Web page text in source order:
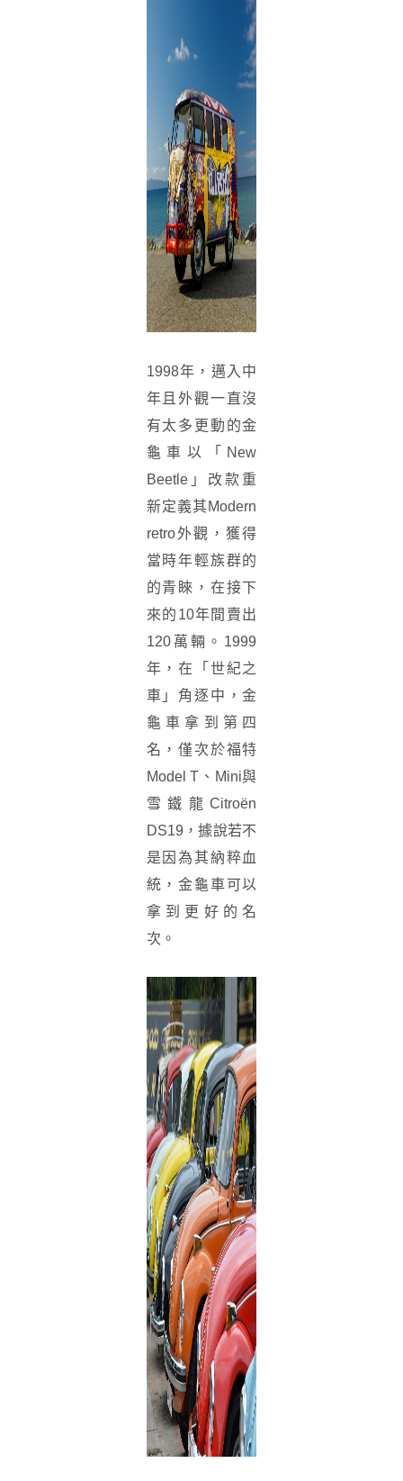
1998年，邁入中
年且外觀一直沒
有太多更動的金
龜車以「New
Beetle」改款重
新定義其Modern
retro外觀，獲得
當時年輕族群的
的青睞，在接下
來的10年間賣出
120萬輛。1999
年，在「世紀之
車」角逐中，金
龜車拿到第四
名，僅次於福特
Model T、Mini與
雪鐵龍Citroën
DS19，據說若不
是因為其納粹血
統，金龜車可以
拿到更好的名
次。